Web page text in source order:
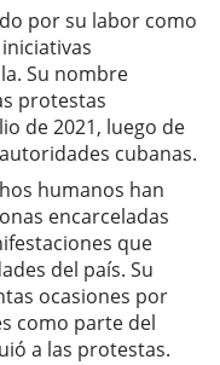
por su labor como
Su nombre
protestas
de 2021, luego de
cubanas.
humanos han
encarceladas
que
del país. Su
ocasiones por
como parte del
a las protestas.